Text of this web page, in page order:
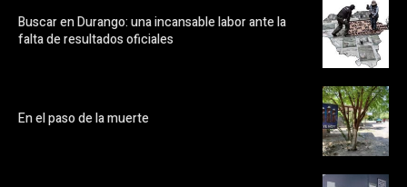
Buscar en Durango: una incansable labor ante la
falta de resultados oficiales
En el paso de la muerte